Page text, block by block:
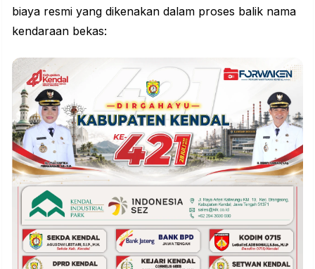
biaya resmi yang dikenakan dalam proses balik nama
kendaraan bekas: